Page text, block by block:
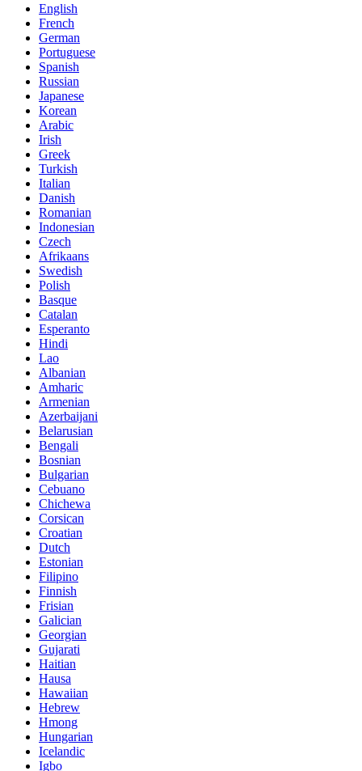
English
French
German
Portuguese
Spanish
Russian
Japanese
Korean
Arabic
Irish
Greek
Turkish
Italian
Danish
Romanian
Indonesian
Czech
Afrikaans
Swedish
Polish
Basque
Catalan
Esperanto
Hindi
Lao
Albanian
Amharic
Armenian
Azerbaijani
Belarusian
Bengali
Bosnian
Bulgarian
Cebuano
Chichewa
Corsican
Croatian
Dutch
Estonian
Filipino
Finnish
Frisian
Galician
Georgian
Gujarati
Haitian
Hausa
Hawaiian
Hebrew
Hmong
Hungarian
Icelandic
Igbo